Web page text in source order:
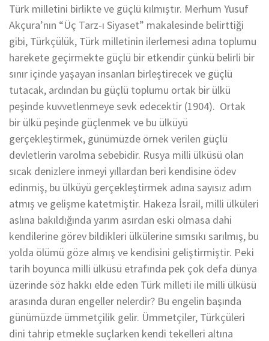
Türk milletini birlikte ve güçlü kılmıştır. Merhum Yusuf
Akçura’nın “Üç Tarz-ı Siyaset” makalesinde belirttiği
gibi, Türkçülük, Türk milletinin ilerlemesi adına toplumu
harekete geçirmekte güçlü bir etkendir çünkü belirli bir
sınır içinde yaşayan insanları birleştirecek ve güçlü
tutacak, ardından bu güçlü toplumu ortak bir ülkü
peşinde kuvvetlenmeye sevk edecektir (1904). Ortak
bir ülkü peşinde güçlenmek ve bu ülküyü
gerçekleştirmek, günümüzde örnek verilen güçlü
devletlerin varolma sebebidir. Rusya milli ülküsü olan
sıcak denizlere inmeyi yıllardan beri kendisine ödev
edinmiş, bu ülküyü gerçekleştirmek adına sayısız adım
atmış ve gelişme katetmiştir. Hakeza İsrail, milli ülküleri
aslına bakıldığında yarım asırdan eski olmasa dahi
kendilerine görev bildikleri ülkülerine sımsıkı sarılmış, bu
yolda ölümü göze almış ve kendisini geliştirmiştir. Peki
tarih boyunca milli ülküsü etrafında pek çok defa dünya
üzerinde söz hakkı elde eden Türk milleti ile milli ülküsü
arasında duran engeller nelerdir? Bu engelin başında
günümüzde ümmetçilik gelir. Ümmetçiler, Türkçüleri
dini tahrip etmekle suçlarken kendi tekelleri altına